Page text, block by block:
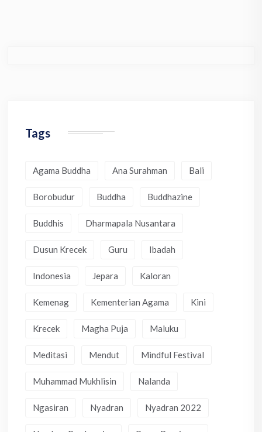
Tags
Agama Buddha Ana Surahman Bali
Borobudur Buddha Buddhazine
Buddhis Dharmapala Nusantara
Dusun Krecek Guru Ibadah
Indonesia Jepara Kaloran
Kemenag Kementerian Agama Kini
Krecek Magha Puja Maluku
Meditasi Mendut Mindful Festival
Muhammad Mukhlisin Nalanda
Ngasiran Nyadran Nyadran 2022